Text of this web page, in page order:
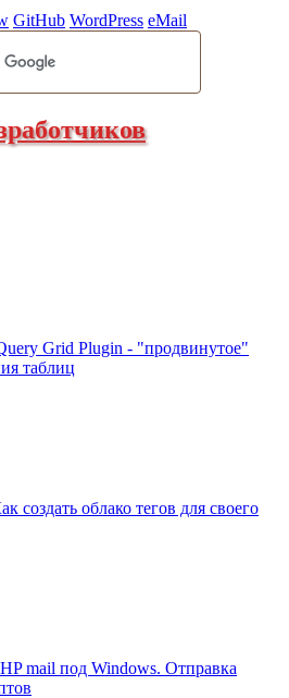
GitHub WordPress eMail
Grid Plugin - "продвинутое"
таблиц
создать облако тегов для своего
mail под Windows. Отправка